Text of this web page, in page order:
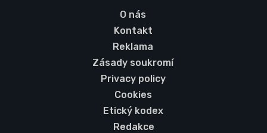
O nás
Kontakt
Reklama
Zásady soukromí
Privacy policy
Cookies
Etický kodex
Redakce